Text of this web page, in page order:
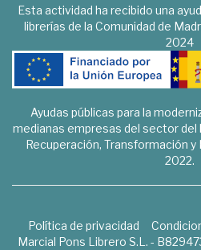
Esta actividad ha recibido una
librerías de la Comunidad de
2024
Ayudas públicas para la
medianas empresas del sector del
Recuperación, Transformación
2022.
Política de privacidad
Marcial Pons Librero S.L. -